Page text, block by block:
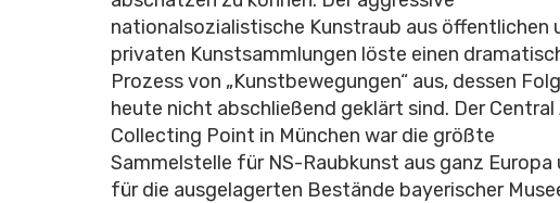
nationalsozialistische Kunstraub aus öffentlichen
privaten Kunstsammlungen löste einen
Prozess von „Kunstbewegungen“ aus, dessen
heute nicht abschließend geklärt sind. Der Central
Collecting Point in München war die größte
Sammelstelle für NS-Raubkunst aus ganz Europa
für die ausgelagerten Bestände bayerischer